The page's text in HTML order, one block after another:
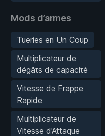
Mods d’armes
Tueries en Un Coup
Multiplicateur de
dégâts de capacité
Vitesse de Frappe
Rapide
Multiplicateur de
Vitesse d'Attaque